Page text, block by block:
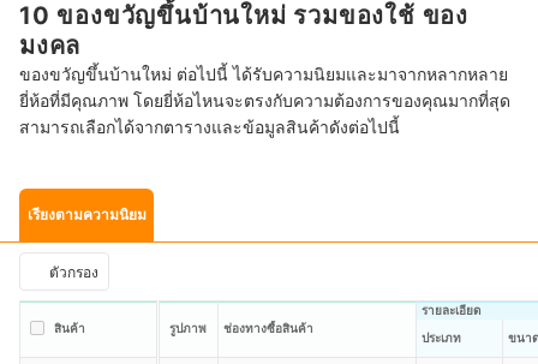
10 ของขวัญขึ้นบ้านใหม่ รวมของใช้ ของ
มงคล
ของขวัญขึ้นบ้านใหม่ ต่อไปนี้ ได้รับความนิยมและมาจากหลากหลาย
ยี่ห้อที่มีคุณภาพ โดยยี่ห้อไหนจะตรงกับความต้องการของคุณมากที่สุด
สามารถเลือกได้จากตารางและข้อมูลสินค้าดังต่อไปนี้
เรียงตามความนิยม
ตัวกรอง
สินค้า รูปภาพ ช่องทางซื้อสินค้า
รายละเอียด
ประเภท
ขนา